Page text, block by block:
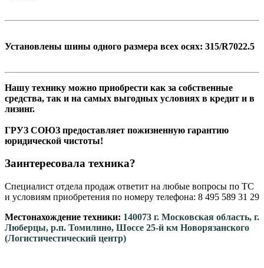
Установлены шины одного размера всех осях: 315/R7022.5
Нашу технику можно приобрести как за собственные
средства, так и на самых выгодных условиях в кредит и в
лизинг.
ГРУЗ СОЮЗ предоставляет пожизненную гарантию
юридической чистоты!
Заинтересовала техника?
Специалист отдела продаж ответит на любые вопросы по ТС
и условиям приобретения по номеру телефона: 8 495 589 31 29
Местонахождение техники: 140073 г. Московская область, г.
Люберцы, р.п. Томилино, Шоссе 25-й км Новорязанского
(Логистичестический центр)